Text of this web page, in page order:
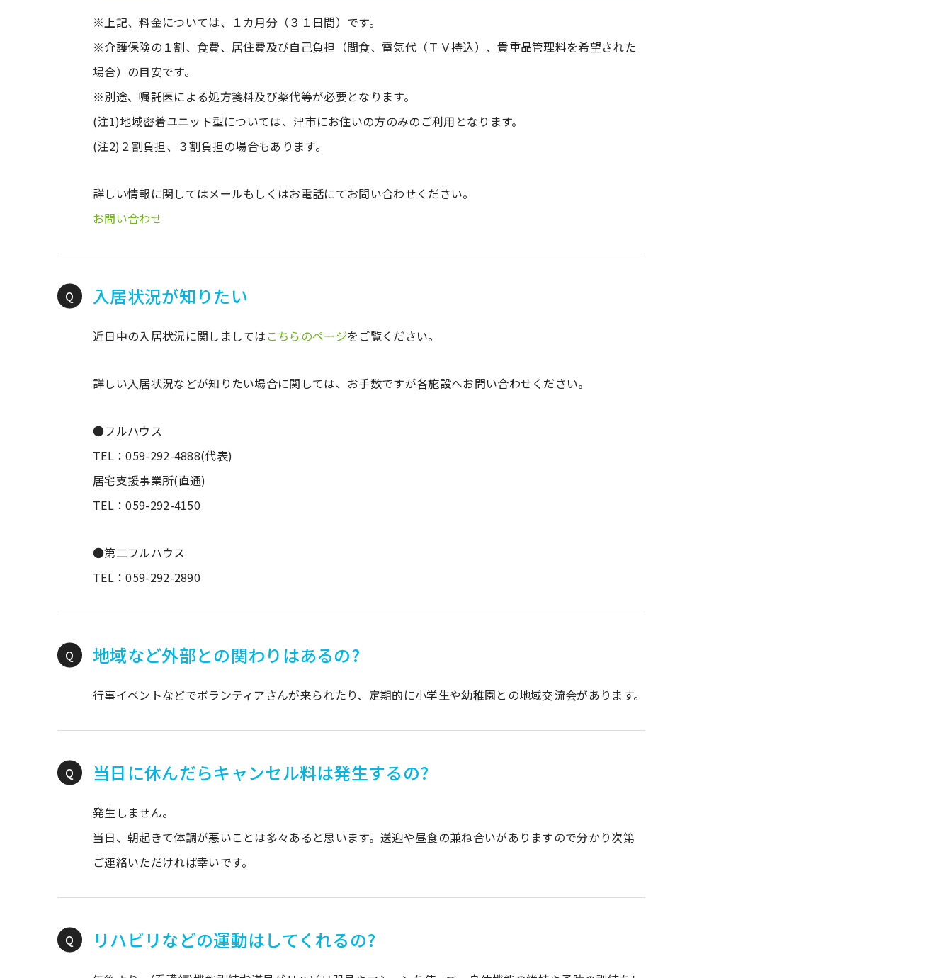
※上記、料金については、１カ月分（３１日間）です。
※介護保険の１割、食費、居住費及び自己負担（間食、電気代（ＴＶ持込）、貴重品管理料を希望された
場合）の目安です。
※別途、嘱託医による処方箋料及び薬代等が必要となります。
(注1)地域密着ユニット型については、津市にお住いの方のみのご利用となります。
(注2)２割負担、３割負担の場合もあります。
詳しい情報に関してはメールもしくはお電話にてお問い合わせください。
お問い合わせ
入居状況が知りたい
近日中の入居状況に関しましてはこちらのページをご覧ください。
詳しい入居状況などが知りたい場合に関しては、お手数ですが各施設へお問い合わせください。
●フルハウス
TEL：059-292-4888(代表)
居宅支援事業所(直通)
TEL：059-292-4150
●第二フルハウス
TEL：059-292-2890
地域など外部との関わりはあるの?
行事イベントなどでボランティアさんが来られたり、定期的に小学生や幼稚園との地域交流会があります。
当日に休んだらキャンセル料は発生するの?
発生しません。
当日、朝起きて体調が悪いことは多々あると思います。送迎や昼食の兼ね合いがありますので分かり次第
ご連絡いただければ幸いです。
リハビリなどの運動はしてくれるの?